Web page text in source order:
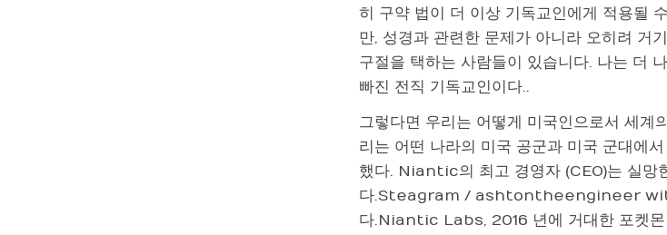
히 구약 법이 더 이상 기독교인에게 적용될
만, 성경과 관련한 문제가 아니라 오히려 거
구절을 택하는 사람들이 있습니다. 나는 더
빠진 전직 기독교인이다..
그렇다면 우리는 어떻게 미국인으로서 세계
리는 어떤 나라의 미국 공군과 미국 군대에
했다. Niantic의 최고 경영자 (CEO)는 실망
다.Steagram / ashtontheengineer with
다.Niantic Labs, 2016 년에 거대한 포켓몬